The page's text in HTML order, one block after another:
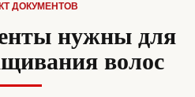
ДОКУМЕНТОВ
нужны для
волос